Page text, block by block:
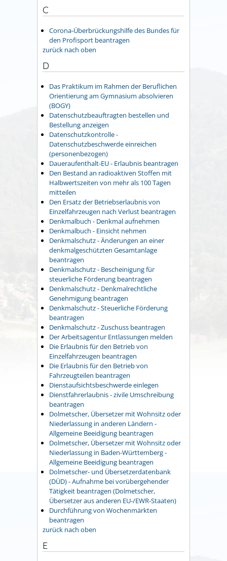
C
Corona-Überbrückungshilfe des Bundes für
den Profisport beantragen
zurück nach oben
D
Das Praktikum im Rahmen der Beruflichen
Orientierung am Gymnasium absolvieren
(BOGY)
Datenschutzbeauftragten bestellen und
Bestellung anzeigen
Datenschutzkontrolle -
Datenschutzbeschwerde einreichen
(personenbezogen)
Daueraufenthalt-EU - Erlaubnis beantragen
Den Bestand an radioaktiven Stoffen mit
Halbwertszeiten von mehr als 100 Tagen
mitteilen
Den Ersatz der Betriebserlaubnis von
Einzelfahrzeugen nach Verlust beantragen
Denkmalbuch - Denkmal aufnehmen
Denkmalbuch - Einsicht nehmen
Denkmalschutz - Änderungen an einer
denkmalgeschützten Gesamtanlage
beantragen
Denkmalschutz - Bescheinigung für
steuerliche Förderung beantragen
Denkmalschutz - Denkmalrechtliche
Genehmigung beantragen
Denkmalschutz - Steuerliche Förderung
beantragen
Denkmalschutz - Zuschuss beantragen
Der Arbeitsagentur Entlassungen melden
Die Erlaubnis für den Betrieb von
Einzelfahrzeugen beantragen
Die Erlaubnis für den Betrieb von
Fahrzeugteilen beantragen
Dienstaufsichtsbeschwerde einlegen
Dienstfahrerlaubnis - zivile Umschreibung
beantragen
Dolmetscher, Übersetzer mit Wohnsitz oder
Niederlassung in anderen Ländern -
Allgemeine Beeidigung beantragen
Dolmetscher, Übersetzer mit Wohnsitz oder
Niederlassung in Baden-Württemberg -
Allgemeine Beeidigung beantragen
Dolmetscher- und Übersetzerdatenbank
(DÜD) - Aufnahme bei vorübergehender
Tätigkeit beantragen (Dolmetscher,
Übersetzer aus anderen EU-/EWR-Staaten)
Durchführung von Wochenmärkten
beantragen
zurück nach oben
E